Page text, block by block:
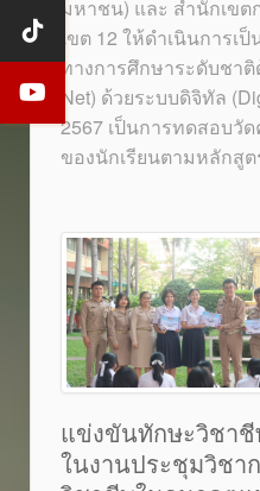
มหาชน) และ สำนักเข
เขต 12 ให้ดำเนินการ
ทางการศึกษาระดับชา
Net) ด้วยระบบดิจิทัล
2567 เป็นการทดสอบวั
ของนักเรียนตามหลักสู
แข่งขันทักษะวิชา
ในงานประชุมวิชา